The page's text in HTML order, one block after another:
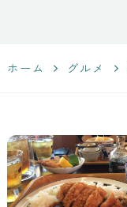
ホーム グルメ